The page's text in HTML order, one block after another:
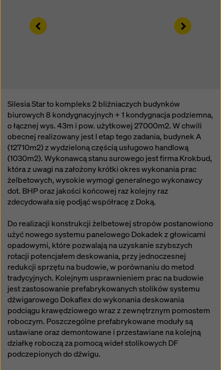
Left Right
Silesia Star to kompleks 2 bliźniaczych budynków
biurowych 8 kondygnacyjnych + 1 kondygnacja podziemna,
o łącznej wys. 43m i pow. użytkowej 27000m2. W chwili
obecnej realizowany jest I etap tego zadania, budynek A
(12710m2) z wydzieloną częścią usługowo handlową
(1030m2). Wykonawcą stanu surowego jest firma Krokbud,
która z uwagi na założony krótki okres wykonania prac
żelbetowych, wysokie wymogi generalnego wykonawcy
dot. BHP oraz jakości końcowej raz kolejny raz
zdecydowała się podjąć współracę z Doką.
Do realizacji konstrukcji żelbetowej stropów postanowiono
użyć nowego systemu panelowego Dokadek z głowicami
opadowymi, które pozwalają na uzyskanie szybszych
rotacji potencjałem deskowania, przy jednoczesnej
redukcji sprzętu na budowie, w porównaniu do metod
tradycyjnych. Kolejnym usprawnieniem prac na budowie
jest zastosowanie prefabrykowanych stolików systemu
dźwigarowego Dokaflex do wykonania deskowania
podciągu krawędziowego wraz z zewnętrznym pomostem
roboczym. Poszczególne prefabrykowane moduły są
ustawiane oraz demontowane i przestawiane na kolejną
działkę roboczą za pomocą wideł stolikowych DF
podczepionych do dźwigu.
że nie ma skutecznych środków prawnych przeciwko
temu. Użytkownik może odrzucić wszystkie pliki
przyszłość i bez podawania przyczyny, klikając
ustawienia plików cookiena dole tej witryny.
Więcej informacji na temat naszych plików cookie
można znaleźćw naszej polityce prywatności.
Oferujemy również opcję wyboru plików cookie
(zaawansowane ustawienia plików cookie).